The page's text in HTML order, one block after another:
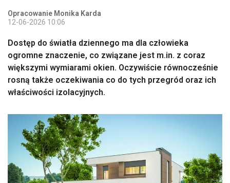
Opracowanie Monika Karda
12-06-2026 10:06
Dostęp do światła dziennego ma dla człowieka
ogromne znaczenie, co związane jest m.in. z coraz
większymi wymiarami okien. Oczywiście równocześnie
rosną także oczekiwania co do tych przegród oraz ich
właściwości izolacyjnych.